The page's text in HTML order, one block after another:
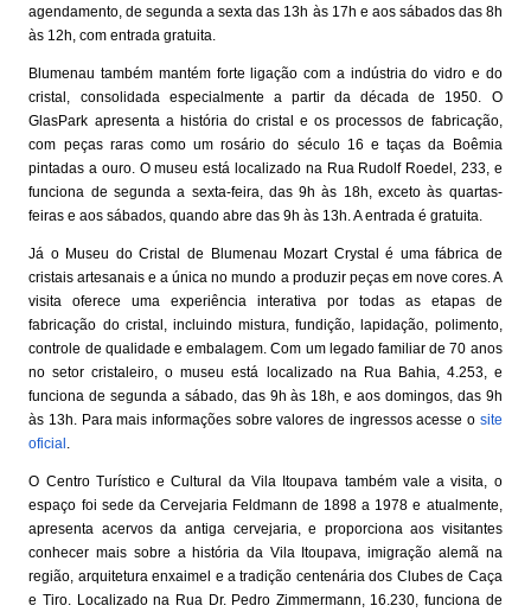
agendamento, de segunda a sexta das 13h às 17h e aos sábados das 8h
às 12h, com entrada gratuita.
Blumenau também mantém forte ligação com a indústria do vidro e do
cristal, consolidada especialmente a partir da década de 1950. O
GlasPark apresenta a história do cristal e os processos de fabricação,
com peças raras como um rosário do século 16 e taças da Boêmia
pintadas a ouro. O museu está localizado na Rua Rudolf Roedel, 233, e
funciona de segunda a sexta-feira, das 9h às 18h, exceto às quartas-
feiras e aos sábados, quando abre das 9h às 13h. A entrada é gratuita.
Já o Museu do Cristal de Blumenau Mozart Crystal é uma fábrica de
cristais artesanais e a única no mundo a produzir peças em nove cores. A
visita oferece uma experiência interativa por todas as etapas de
fabricação do cristal, incluindo mistura, fundição, lapidação, polimento,
controle de qualidade e embalagem. Com um legado familiar de 70 anos
no setor cristaleiro, o museu está localizado na Rua Bahia, 4.253, e
funciona de segunda a sábado, das 9h às 18h, e aos domingos, das 9h
às 13h. Para mais informações sobre valores de ingressos acesse o site
oficial .
O Centro Turístico e Cultural da Vila Itoupava também vale a visita, o
espaço foi sede da Cervejaria Feldmann de 1898 a 1978 e atualmente,
apresenta acervos da antiga cervejaria, e proporciona aos visitantes
conhecer mais sobre a história da Vila Itoupava, imigração alemã na
região, arquitetura enxaimel e a tradição centenária dos Clubes de Caça
e Tiro. Localizado na Rua Dr. Pedro Zimmermann, 16.230, funciona de